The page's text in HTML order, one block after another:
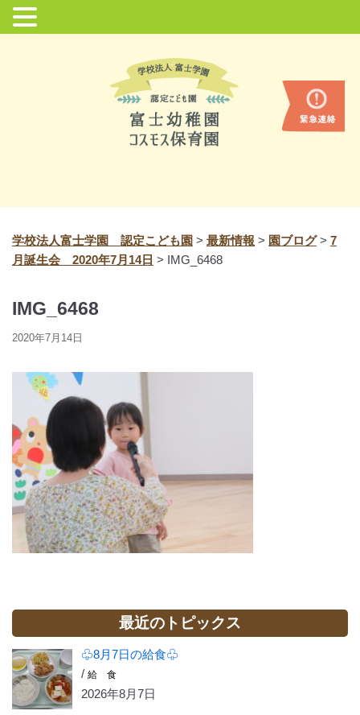
ッ
学校法人富士学園 認定こども園 > 最新情報 > 園ブログ> 7
月誕生会 2020年7月14日 > IMG_6468
IMG_6468
2020年7月14日
最近のトピックス
♧8月7日の給食♧
/給 食
2026年8月7日